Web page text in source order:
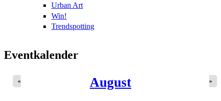
Urban Art
Win!
Trendspotting
Eventkalender
August
« »